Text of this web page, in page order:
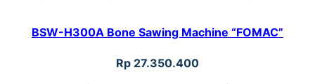
BSW-H300A Bone Sawing Machine “FOMAC”
Rp 27.350.400